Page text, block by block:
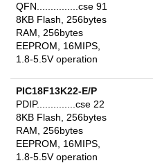
QFN...............cse 91
8KB Flash, 256bytes
RAM, 256bytes
EEPROM, 16MIPS,
1.8-5.5V operation
PIC18F13K22-E/P
PDIP..............cse 22
8KB Flash, 256bytes
RAM, 256bytes
EEPROM, 16MIPS,
1.8-5.5V operation